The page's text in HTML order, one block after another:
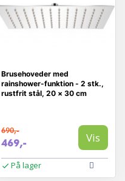
Brusehoveder med
rainshower-funktion - 2 stk.,
rustfrit stål, 20 × 30 cm
690,-
469,- Vis
På lager